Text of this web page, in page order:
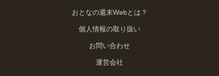
おとなの週末Webとは？
個人情報の取り扱い
お問い合わせ
運営会社